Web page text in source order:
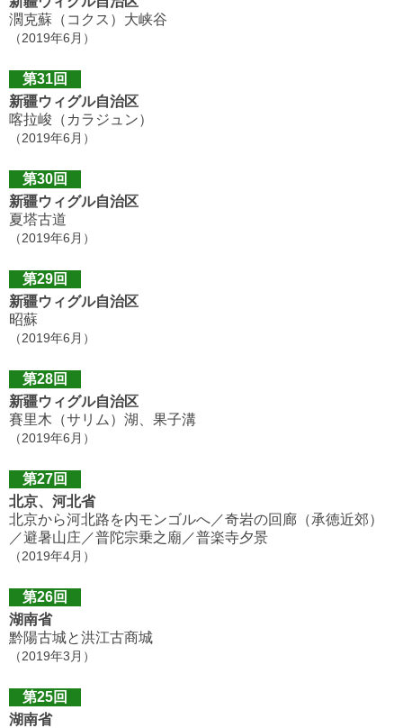
濶克蘇（コクス）大峡谷
（2019年6月）
第31回
新疆ウィグル自治区
喀拉峻（カラジュン）
（2019年6月）
第30回
新疆ウィグル自治区
夏塔古道
（2019年6月）
第29回
新疆ウィグル自治区
昭蘇
（2019年6月）
第28回
新疆ウィグル自治区
賽里木（サリム）湖、果子溝
（2019年6月）
第27回
北京、河北省
北京から河北路を内モンゴルへ／奇岩の回廊（承徳近郊）
／避暑山庄／普陀宗乗之廟／普楽寺夕景
（2019年4月）
第26回
湖南省
黔陽古城と洪江古商城
（2019年3月）
第25回
湖南省